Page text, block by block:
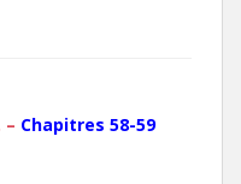
– Chapitres 58-59